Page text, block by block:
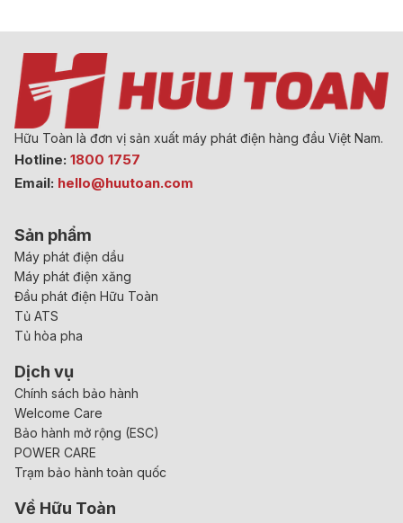
Hữu Toàn là đơn vị sản xuất máy phát điện hàng đầu Việt Nam.
Hotline: 1800 1757
Email: hello@huutoan.com
Sản phẩm
Máy phát điện dầu
Máy phát điện xăng
Đầu phát điện Hữu Toàn
Tủ ATS
Tủ hòa pha
Dịch vụ
Chính sách bảo hành
Welcome Care
Bảo hành mở rộng (ESC)
POWER CARE
Trạm bảo hành toàn quốc
Về Hữu Toàn